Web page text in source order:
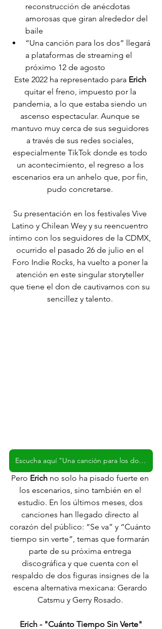
reconstrucción de anécdotas
amorosas que giran alrededor del
baile
“Una canción para los dos” llegará
a plataformas de streaming el
próximo 12 de agosto
Este 2022 ha representado para Erich
quitar el freno, impuesto por la
pandemia, a lo que estaba siendo un
ascenso espectacular. Aunque se
mantuvo muy cerca de sus seguidores
a través de sus redes sociales,
especialmente TikTok donde es todo
un acontecimiento, el regreso a los
escenarios era un anhelo que, por fin,
pudo concretarse.
Su presentación en los festivales Vive
Latino y Chilean Wey y su reencuentro
íntimo con los seguidores de la CDMX,
ocurrido el pasado 26 de julio en el
Foro Indie Rocks, ha vuelto a poner la
atención en este singular storyteller
que tiene el don de cautivarnos con su
sencillez y talento.
Escucha aquí "Una canción para los dos" de Erich
Pero Erich no solo ha pisado fuerte en
los escenarios, sino también en el
estudio. En los últimos meses, dos
canciones han llegado directo al
corazón del público: “Se va” y “Cuánto
tiempo sin verte”, temas que formarán
parte de su próxima entrega
discográfica y que cuenta con el
respaldo de dos figuras insignes de la
escena alternativa mexicana: Gerardo
Catsmu y Gerry Rosado.
Erich - "Cuánto Tiempo Sin Verte"